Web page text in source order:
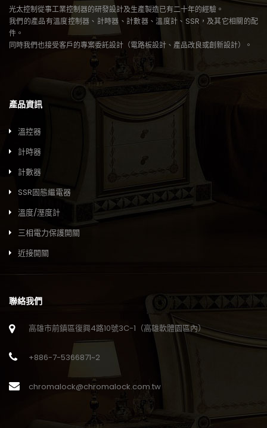
光太控制從事工業控制器的研發設計及生產製造已有二十年的經驗。
我們的產品有溫度控制器、計時器、計數器、溫度計、SSR，及其它相關的配
件。
同時我們也接受客戶的專案委託設計（電路板設計、產品改良或創新設計）。
產品資訊
溫控器
計時器
計數器
SSR固態繼電器
溫度/溼度計
三相電力保護開關
近接開關
聯絡我們
高雄市前鎮區復興4路10號3C-1（高雄軟體園區內）
+886-7-5366871~2
chromalock@chromalock.com.tw